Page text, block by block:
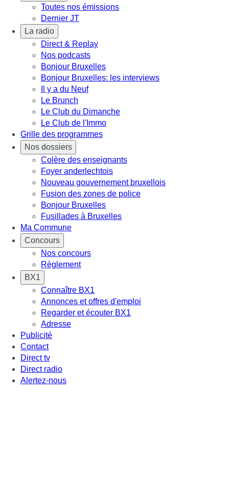
Toutes nos émissions
Dernier JT
La radio
Direct & Replay
Nos podcasts
Bonjour Bruxelles
Bonjour Bruxelles: les interviews
Il y a du Neuf
Le Brunch
Le Club du Dimanche
Le Club de l'Immo
Grille des programmes
Nos dossiers
Colère des enseignants
Foyer anderlechtois
Nouveau gouvernement bruxellois
Fusion des zones de police
Bonjour Bruxelles
Fusillades à Bruxelles
Ma Commune
Concours
Nos concours
Règlement
BX1
Connaître BX1
Annonces et offres d'emploi
Regarder et écouter BX1
Adresse
Publicité
Contact
Direct tv
Direct radio
Alertez-nous